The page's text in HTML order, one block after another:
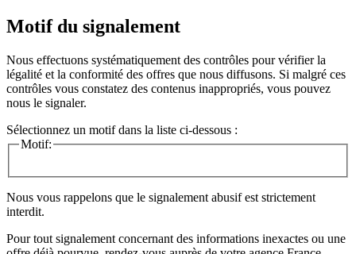
Motif du signalement
Nous effectuons systématiquement des contrôles pour vérifier la
légalité et la conformité des offres que nous diffusons. Si malgré ces
contrôles vous constatez des contenus inappropriés, vous pouvez
nous le signaler.
Sélectionnez un motif dans la liste ci-dessous :
Motif:
Nous vous rappelons que le signalement abusif est strictement
interdit.
Pour tout signalement concernant des informations inexactes ou une